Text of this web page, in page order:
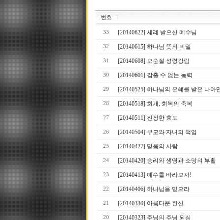
번호
33 [20140622] 세례 받으신 예수님
32 [20140615] 하나님 뜻의 비밀
31 [20140608] 오순절 성령강림
30 [20140601] 감출 수 없는 능력
29 [20140525] 하나님의 은혜를 받은 나아
28 [20140518] 회개, 회복의 축복
27 [20140511] 진정한 효도
26 [20140504] 부모와 자녀의 책임
25 [20140427] 믿음의 사람
24 [20140420] 승리와 생명과 소망의 부활
23 [20140413] 예수를 바라보자!
22 [20140406] 하나님을 믿으라
21 [20140330] 아름다운 헌신
20 [20140323] 주님의 주님 되심